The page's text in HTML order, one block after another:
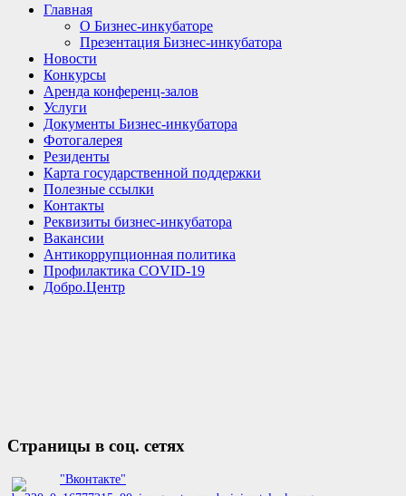
Главная
О Бизнес-инкубаторе
Презентация Бизнес-инкубатора
Новости
Конкурсы
Аренда конференц-залов
Услуги
Документы Бизнес-инкубатора
Фотогалерея
Резиденты
Карта государственной поддержки
Полезные ссылки
Контакты
Реквизиты бизнес-инкубатора
Вакансии
Антикоррупционная политика
Профилактика COVID-19
Добро.Центр
Страницы в соц. сетях
"Вконтакте"